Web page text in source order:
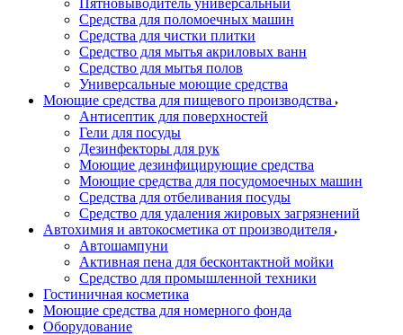
Пятновыводитель универсальный
Средства для поломоечных машин
Средства для чистки плитки
Средство для мытья акриловых ванн
Средство для мытья полов
Универсальные моющие средства
Моющие средства для пищевого производства
Антисептик для поверхностей
Гели для посуды
Дезинфекторы для рук
Моющие дезинфицирующие средства
Моющие средства для посудомоечных машин
Средства для отбеливания посуды
Средство для удаления жировых загрязнений
Автохимия и автокосметика от производителя
Автошампуни
Активная пена для бесконтактной мойки
Средство для промышленной техники
Гостиничная косметика
Моющие средства для номерного фонда
Оборудование